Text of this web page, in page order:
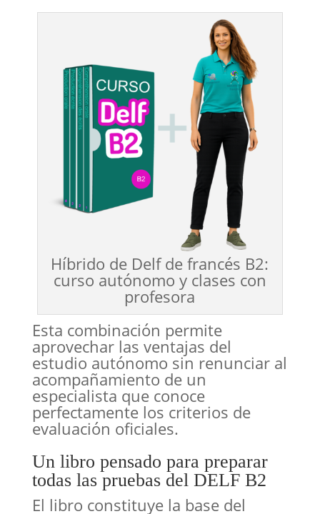
Híbrido de Delf de francés B2:
curso autónomo y clases con
profesora
Esta combinación permite
aprovechar las ventajas del
estudio autónomo sin renunciar al
acompañamiento de un
especialista que conoce
perfectamente los criterios de
evaluación oficiales.
Un libro pensado para preparar
todas las pruebas del DELF B2
El libro constituye la base del